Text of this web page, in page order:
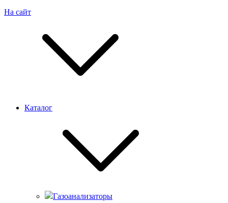
На сайт
Каталог
Газоанализаторы